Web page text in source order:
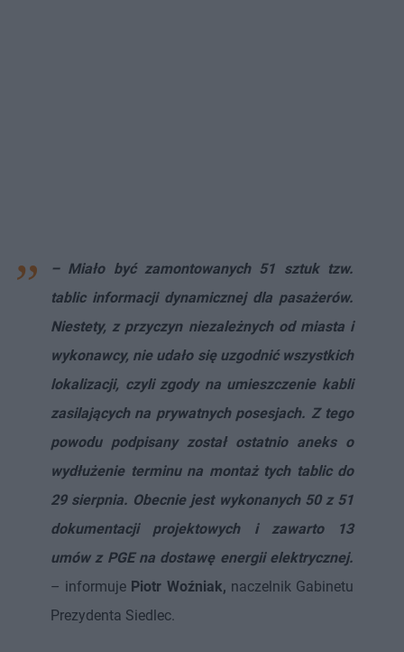
– Miało być zamontowanych 51 sztuk tzw.
tablic informacji dynamicznej dla pasażerów.
Niestety, z przyczyn niezależnych od miasta i
wykonawcy, nie udało się uzgodnić wszystkich
lokalizacji, czyli zgody na umieszczenie kabli
zasilających na prywatnych posesjach. Z tego
powodu podpisany został ostatnio aneks o
wydłużenie terminu na montaż tych tablic do
29 sierpnia. Obecnie jest wykonanych 50 z 51
dokumentacji projektowych i zawarto 13
umów z PGE na dostawę energii elektrycznej.
– informuje Piotr Woźniak, naczelnik Gabinetu
Prezydenta Siedlec.